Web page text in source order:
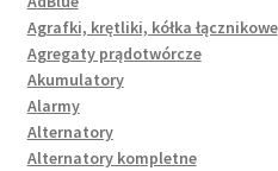
Agrafki, krętliki, kółka łącznikowe
Agregaty prądotwórcze
Akumulatory
Alarmy
Alternatory
Alternatory kompletne